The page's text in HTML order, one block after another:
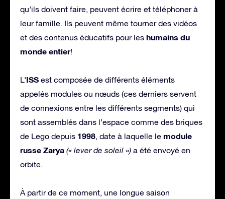
qu’ils doivent faire, peuvent écrire et téléphoner à
leur famille. Ils peuvent même tourner des vidéos
et des contenus éducatifs pour les humains du
monde entier!
L’ISS est composée de différents éléments
appelés modules ou nœuds (ces derniers servent
de connexions entre les différents segments) qui
sont assemblés dans l’espace comme des briques
de Lego depuis 1998, date à laquelle le module
russe Zarya (« lever de soleil ») a été envoyé en
orbite.
À partir de ce moment, une longue saison